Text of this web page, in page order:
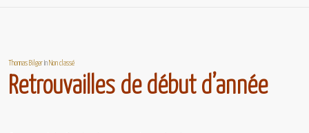
Thomas Bilger InNon classé
Retrouvailles de début d’année